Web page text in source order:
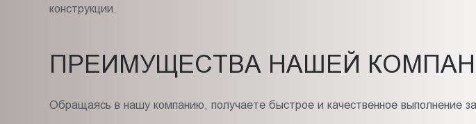
конструкции.
ПРЕИМУЩЕСТВА НАШЕЙ
Обращаясь в нашу компанию, получаете быстрое и качественное выполнение